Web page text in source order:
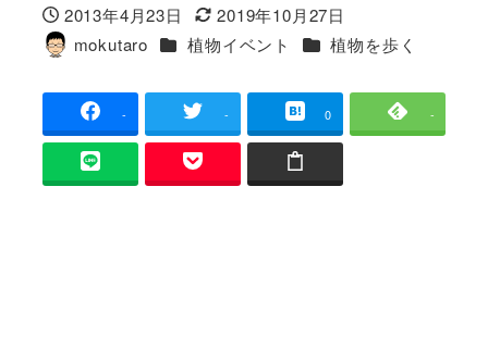
投稿日
2013年4月23日
更新日
2019年10月27日
著
者
mokutaro カテゴリー
植物イベント カテゴリー
植物を歩く
- - 0 -